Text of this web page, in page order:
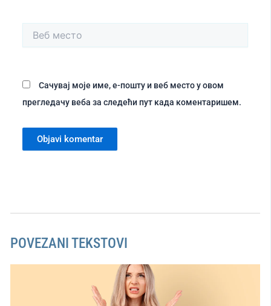
Веб
место
Сачувај моје име, е-пошту и веб место у овом
прегледачу веба за следећи пут када коментаришем.
POVEZANI TEKSTOVI